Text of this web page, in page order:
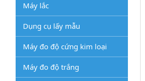
Máy lắc
Dụng cụ lấy mẫu
Máy đo độ cứng kim loại
Máy đo độ trắng